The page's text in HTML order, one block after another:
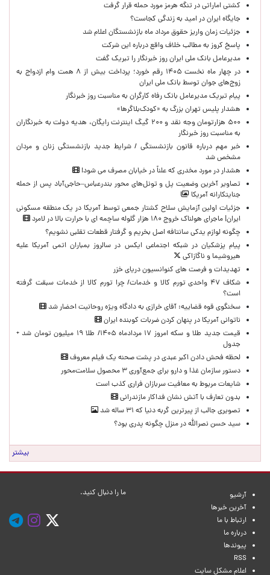
کشتی اماراتی در تنگه هرمز مورد حمله قرار گرفت
جایگاه ایران در امید به زندگی کجاست؟
جزئیات زمان واریز حقوق مرداد ماه بازنشستگان اعلام شد
پاسخ کروز به مطالب خلاف واقع درباره این شرکت
مدیرعامل بانک ملی ایران روز خبرنگار را تبریک گفت
در چهار ماه نخست ۱۴۰۵ رقم خورد؛ پرداخت بیش از ۸ همت وام ازدواج به
زوج‌های جوان توسط بانک ملی ایران
پیام تبریک مدیرعامل بانک رفاه کارگران به مناسبت روز خبرنگار
هشدار پلیس تهران بزرگ به «کودک‌بلاگرها»
۵۰۰ هزارتومان وجه نقد و ۲۰۰ گیگ اینترنت رایگان، هدیه دولت به خبرنگاران
به مناسبت روز خبرنگار
خبر مهم درباره قانون بازنشستگی / شرایط جدید بازنشستگی زنان و مردان
مشخص شد
هشدار در مورد مخدری که علناً در خیابان مصرف می شود!
تصاویر آخرین وضعیت پل و تونل‌های محور بندرعباس–حاجی‌آباد پس از حمله
جنایتکارانه آمریکا
جزئیات اولین آزمایش سلاح کشتار جمعی توسط آمریکا در یک منطقه مسکونی
ایران| ماجرای هولناک خروج ۱۸۰ هزار گلوله ساچمه ای با حرارت بالا در لامرد
چگونه لوازم یدکی سانتافه اصل بخریم و گرفتار قطعات تقلبی نشویم؟
پیام پزشکیان در شبکه اجتماعی ایکس در سالروز بمباران اتمی آمریکا علیه
هیروشیما و ناگازاکی
تهدیدات و فرصت های کنوانسیون دریای خزر
شکاف ۴۷ واحدی تورم کالا و خدمات/ چرا تورم کالا از خدمات سبقت گرفته
است؟
سخنگوی قوه قضاییه: آقای خرازی به دادگاه ویژه روحانیت احضار شد
ناتوانی آمریکا در پنهان کردن ضربات کوبنده ایران
قیمت جدید طلا و سکه امروز ۱۷ مردادماه ۱۴۰۵/ طلا ۱۹ میلیون تومان شد +
جدول
لحظه‌ فحش دادن اکبر عبدی در پشت صحنه یک فیلم معروف
دستور سازمان غذا و دارو برای جمع‌آوری ۳ محصول سلامت‌محور
شایعات مربوط به معافیت سربازان فراری کذب است
بدون تعارف با آتش نشان فداکار مازندرانی
تصویری جالب از پیرترین گربه دنیا که ۳۱ ساله شد
سید حسن نصرالله در منزل چگونه پدری بود؟
بیشتر
آرشیو
آخرین خبرها
ارتباط با ما
درباره ما
پیوندها
RSS
اعلام مشکل سایت
ما را دنبال کنید.